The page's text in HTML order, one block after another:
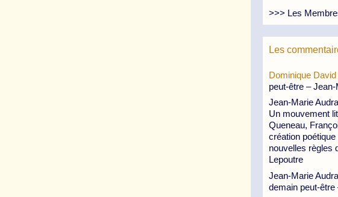
>>> Les
Les
Dominique David
peut-être –
Jean-Marie
Un mouvement
Queneau,
création poétique
nouvelles règles
Lepoutre
Jean-Marie
demain peut-